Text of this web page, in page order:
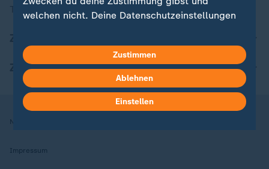
Themen im Überblick
ZDFheute Apps
Nutzungsbedingungen
Impressum
welchen nicht. Deine Datenschutzeinstellungen
in deinen Einstellungen widerrufen oder ändern.
Hier findest du das Impressum.
Weitere Informationen findest du in unserer
Datenschutzerklärung.
Zustimmen
Ablehnen
Einstellen